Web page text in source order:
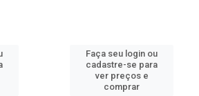
Faça seu login ou
cadastre-se para
ver preços e
comprar